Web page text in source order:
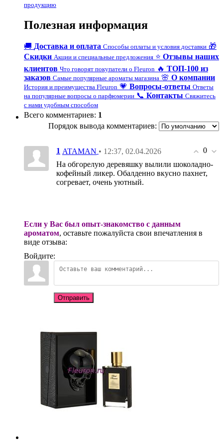
продукцию
Полезная информация
🚚 Доставка и оплата Способы оплаты и условия доставки 🎁
Скидки Акции и специальные предложения ⭐ Отзывы наших
клиентов Что говорят покупатели о Fleuron 🔥 ТОП-100 из
заказов Самые популярные ароматы магазина 🌸 О компании
История и преимущества Fleuron 💗 Вопросы-ответы Ответы
на популярные вопросы о парфюмерии 📞 Контакты Свяжитесь
с нами удобным способом
Всего комментариев: 1
Порядок вывода комментариев:
0
1 ATAMAN • 12:37, 02.04.2026
На обгорелую деревяшку вылили шоколадно-
кофейный ликер. Обалденно вкусно пахнет,
согревает, очень уютный.
Если у Вас был опыт-знакомство с данным
ароматом, оставьте пожалуйста свои впечатления в
виде отзыва:
Войдите:
Отправить